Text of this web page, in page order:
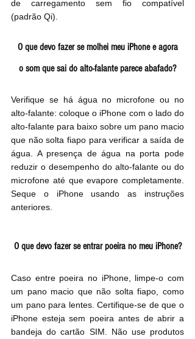
de carregamento sem fio compatível
(padrão Qi).
O que devo fazer se molhei meu iPhone e agora
o som que sai do alto-falante parece abafado?
Verifique se há água no microfone ou no
alto-falante: coloque o iPhone com o lado do
alto-falante para baixo sobre um pano macio
que não solta fiapo para verificar a saída de
água. A presença de água na porta pode
reduzir o desempenho do alto-falante ou do
microfone até que evapore completamente.
Seque o iPhone usando as instruções
anteriores.
O que devo fazer se entrar poeira no meu iPhone?
Caso entre poeira no iPhone, limpe-o com
um pano macio que não solta fiapo, como
um pano para lentes. Certifique-se de que o
iPhone esteja sem poeira antes de abrir a
bandeja do cartão SIM. Não use produtos